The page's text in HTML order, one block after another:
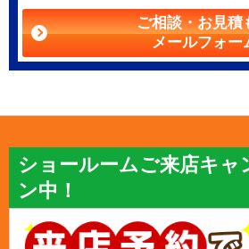
ご相談・お見積
メールフォー
ショールームご来店キャ
ン中！